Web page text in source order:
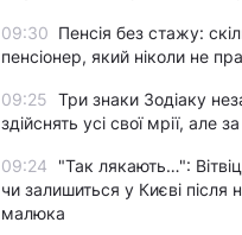
09:30 Пенсія без стажу:
пенсіонер, який ніколи не
09:25 Три знаки Зодіаку
здійснять усі свої мрії, але
09:24
"Так лякають…":
чи залишиться у Києві після
малюка